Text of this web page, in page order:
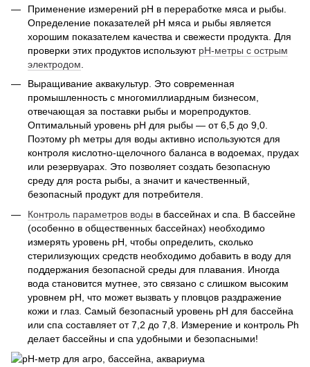
Применение измерений рH в переработке мяса и рыбы.
Определение показателей рН мяса и рыбы является
хорошим показателем качества и свежести продукта. Для
проверки этих продуктов используют рН-метры с острым
электродом
Выращивание аквакультур. Это современная
промышленность с многомиллиардным бизнесом,
отвечающая за поставки рыбы и морепродуктов.
Оптимальный уровень pH для рыбы — от 6,5 до 9,0.
Поэтому ph метры для воды активно используются для
контроля кислотно-щелочного баланса в водоемах, прудах
или резервуарах. Это позволяет создать безопасную
среду для роста рыбы, а значит и качественный,
безопасный продукт для потребителя.
Контроль параметров воды в бассейнах и спа. В бассейне
(особенно в общественных бассейнах) необходимо
измерять уровень рН, чтобы определить, сколько
стерилизующих средств необходимо добавить в воду для
поддержания безопасной среды для плавания. Иногда
вода становится мутнее, это связано с слишком высоким
уровнем рН, что может вызвать у пловцов раздражение
кожи и глаз. Самый безопасный уровень рН для бассейна
или спа составляет от 7,2 до 7,8. Измерение и контроль Ph
делает бассейны и спа удобными и безопасными!